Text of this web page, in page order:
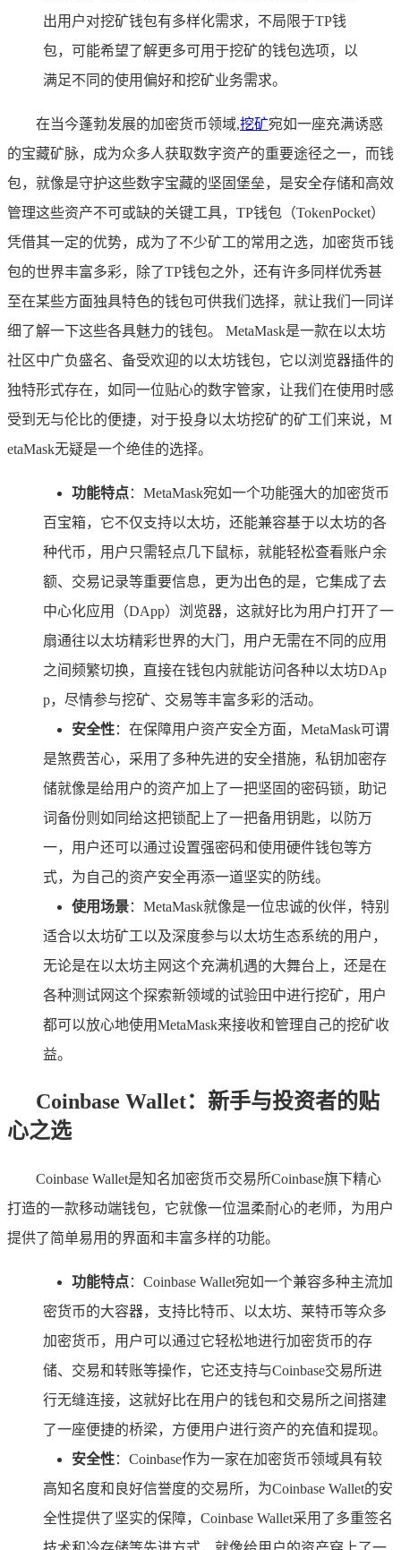
出用户对挖矿钱包有多样化需求，不局限于TP钱
包，可能希望了解更多可用于挖矿的钱包选项，以
满足不同的使用偏好和挖矿业务需求。
在当今蓬勃发展的加密货币领域,挖矿宛如一座充满诱惑
的宝藏矿脉，成为众多人获取数字资产的重要途径之一，而钱
包，就像是守护这些数字宝藏的坚固堡垒，是安全存储和高效
管理这些资产不可或缺的关键工具，TP钱包（TokenPocket）
凭借其一定的优势，成为了不少矿工的常用之选，加密货币钱
包的世界丰富多彩，除了TP钱包之外，还有许多同样优秀甚
至在某些方面独具特色的钱包可供我们选择，就让我们一同详
细了解一下这些各具魅力的钱包。 MetaMask是一款在以太坊
社区中广负盛名、备受欢迎的以太坊钱包，它以浏览器插件的
独特形式存在，如同一位贴心的数字管家，让我们在使用时感
受到无与伦比的便捷，对于投身以太坊挖矿的矿工们来说，M
etaMask无疑是一个绝佳的选择。
功能特点：MetaMask宛如一个功能强大的加密货币
百宝箱，它不仅支持以太坊，还能兼容基于以太坊的各
种代币，用户只需轻点几下鼠标，就能轻松查看账户余
额、交易记录等重要信息，更为出色的是，它集成了去
中心化应用（DApp）浏览器，这就好比为用户打开了一
扇通往以太坊精彩世界的大门，用户无需在不同的应用
之间频繁切换，直接在钱包内就能访问各种以太坊DAp
p，尽情参与挖矿、交易等丰富多彩的活动。
安全性：在保障用户资产安全方面，MetaMask可谓
是煞费苦心，采用了多种先进的安全措施，私钥加密存
储就像是给用户的资产加上了一把坚固的密码锁，助记
词备份则如同给这把锁配上了一把备用钥匙，以防万
一，用户还可以通过设置强密码和使用硬件钱包等方
式，为自己的资产安全再添一道坚实的防线。
使用场景：MetaMask就像是一位忠诚的伙伴，特别
适合以太坊矿工以及深度参与以太坊生态系统的用户，
无论是在以太坊主网这个充满机遇的大舞台上，还是在
各种测试网这个探索新领域的试验田中进行挖矿，用户
都可以放心地使用MetaMask来接收和管理自己的挖矿收
益。
Coinbase Wallet：新手与投资者的贴
心之选
Coinbase Wallet是知名加密货币交易所Coinbase旗下精心
打造的一款移动端钱包，它就像一位温柔耐心的老师，为用户
提供了简单易用的界面和丰富多样的功能。
功能特点：Coinbase Wallet宛如一个兼容多种主流加
密货币的大容器，支持比特币、以太坊、莱特币等众多
加密货币，用户可以通过它轻松地进行加密货币的存
储、交易和转账等操作，它还支持与Coinbase交易所进
行无缝连接，这就好比在用户的钱包和交易所之间搭建
了一座便捷的桥梁，方便用户进行资产的充值和提现。
安全性：Coinbase作为一家在加密货币领域具有较
高知名度和良好信誉度的交易所，为Coinbase Wallet的安
全性提供了坚实的保障，Coinbase Wallet采用了多重签名